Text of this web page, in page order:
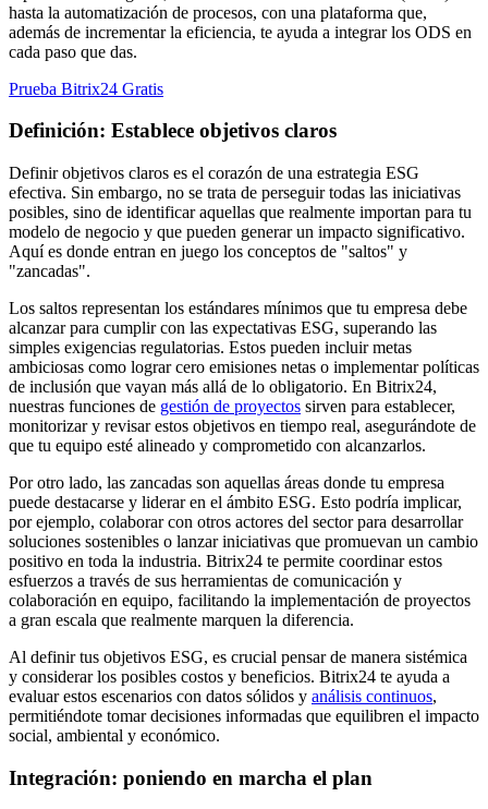
hasta la automatización de procesos, con una plataforma que,
además de incrementar la eficiencia, te ayuda a integrar los ODS en
cada paso que das.
Prueba Bitrix24 Gratis
Definición: Establece objetivos claros
Definir objetivos claros es el corazón de una estrategia ESG
efectiva. Sin embargo, no se trata de perseguir todas las iniciativas
posibles, sino de identificar aquellas que realmente importan para tu
modelo de negocio y que pueden generar un impacto significativo.
Aquí es donde entran en juego los conceptos de "saltos" y
"zancadas".
Los saltos representan los estándares mínimos que tu empresa debe
alcanzar para cumplir con las expectativas ESG, superando las
simples exigencias regulatorias. Estos pueden incluir metas
ambiciosas como lograr cero emisiones netas o implementar políticas
de inclusión que vayan más allá de lo obligatorio. En Bitrix24,
nuestras funciones de gestión de proyectos sirven para establecer,
monitorizar y revisar estos objetivos en tiempo real, asegurándote de
que tu equipo esté alineado y comprometido con alcanzarlos.
Por otro lado, las zancadas son aquellas áreas donde tu empresa
puede destacarse y liderar en el ámbito ESG. Esto podría implicar,
por ejemplo, colaborar con otros actores del sector para desarrollar
soluciones sostenibles o lanzar iniciativas que promuevan un cambio
positivo en toda la industria. Bitrix24 te permite coordinar estos
esfuerzos a través de sus herramientas de comunicación y
colaboración en equipo, facilitando la implementación de proyectos
a gran escala que realmente marquen la diferencia.
Al definir tus objetivos ESG, es crucial pensar de manera sistémica
y considerar los posibles costos y beneficios. Bitrix24 te ayuda a
evaluar estos escenarios con datos sólidos y análisis continuos,
permitiéndote tomar decisiones informadas que equilibren el impacto
social, ambiental y económico.
Integración: poniendo en marcha el plan